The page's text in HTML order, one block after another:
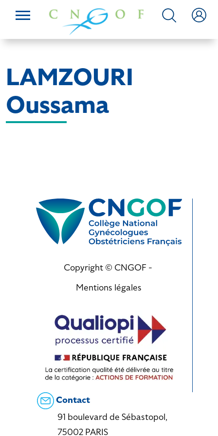
LAMZOURI
Oussama
Copyright © CNGOF -
Mentions légales
Contact
91 boulevard de Sébastopol,
75002 PARIS